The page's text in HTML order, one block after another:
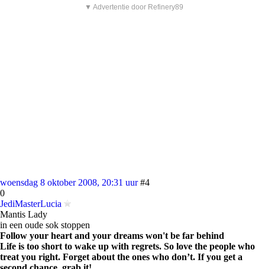
▼ Advertentie door Refinery89
woensdag 8 oktober 2008, 20:31 uur #4
0
JediMasterLucia
Mantis Lady
in een oude sok stoppen
Follow your heart and your dreams won't be far behind
Life is too short to wake up with regrets. So love the people who
treat you right. Forget about the ones who don’t. If you get a